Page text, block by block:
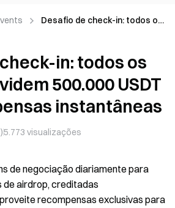
Desafio de check-in: todos os
instantâneas
in: todos os
500.000 USDT
instantâneas
5.773 visualizações
de negociação diariamente para
de airdrop, creditadas
recompensas exclusivas para